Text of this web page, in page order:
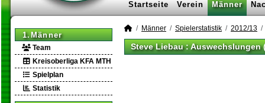
Startseite Verein Männer
1.Männer
Team
Kreisoberliga KFA MTH
Spielplan
Statistik
Männer Spielerstatistik 2012/13
Steve Liebau : Auswechslungen